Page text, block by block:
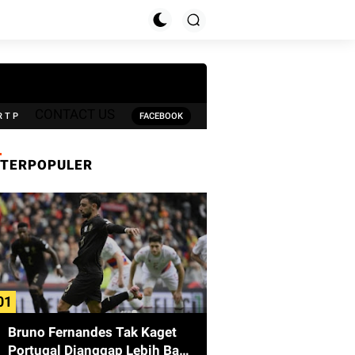
T P FACEBOOK
TERPOPULER
Bruno Fernandes Tak Kaget
Portugal Dianggap Lebih Baik